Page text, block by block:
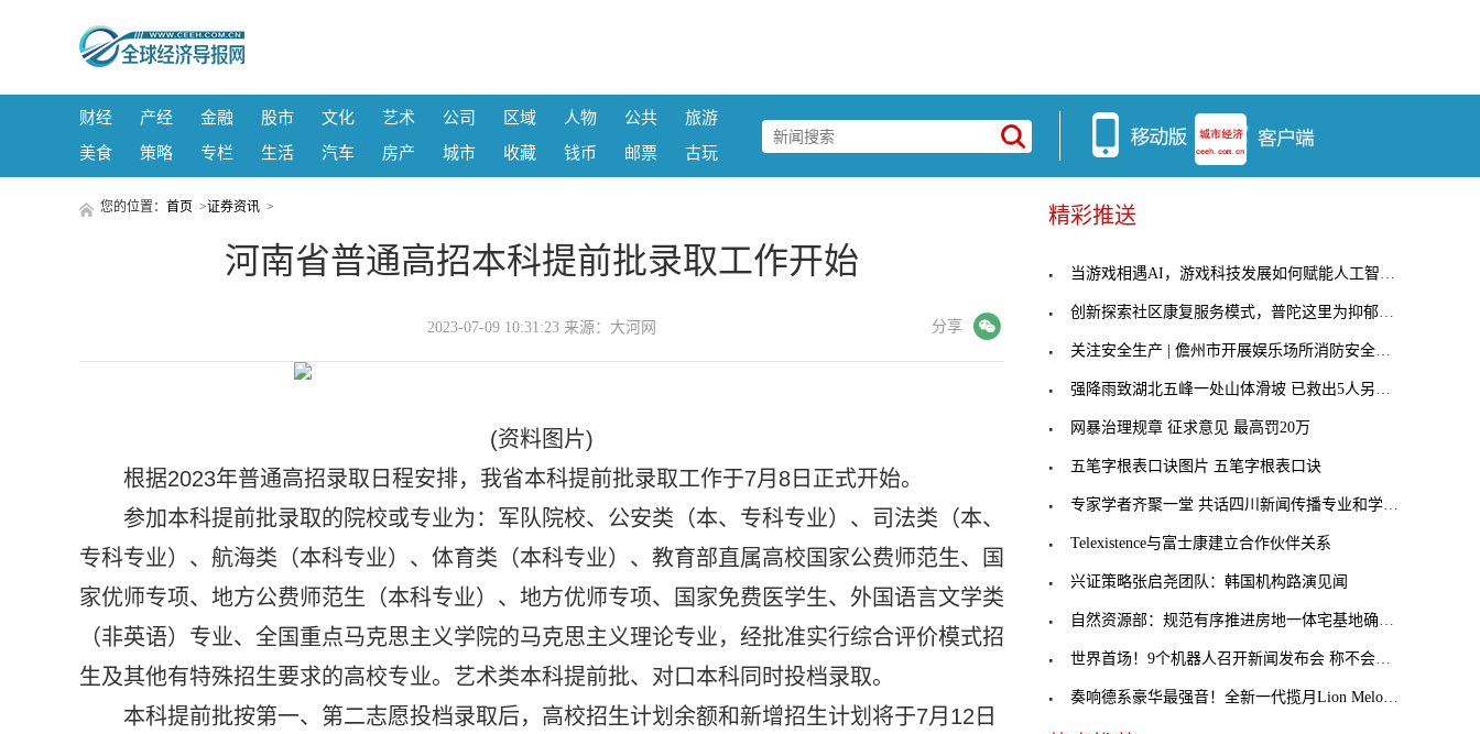
财经 产经 金融 股市 文化 艺术 公司 区域 人物 公共
旅游
美食
策略 专栏 生活 汽车 房产 城市 收藏 钱币 邮票 古玩
您的位置： 首页 >证券资讯 >
河南省普通高招本科提前批录取工作开始
2023-07-09 10:31:23 来源：大河网 分享
(资料图片)
根据2023年普通高招录取日程安排，我省本科提前批录取工作于7月8日正式开始。
参加本科提前批录取的院校或专业为：军队院校、公安类（本、专科专业）、司法类（本、
专科专业）、航海类（本科专业）、体育类（本科专业）、教育部直属高校国家公费师范生、国
家优师专项、地方公费师范生（本科专业）、地方优师专项、国家免费医学生、外国语言文学类
（非英语）专业、全国重点马克思主义学院的马克思主义理论专业，经批准实行综合评价模式招
生及其他有特殊招生要求的高校专业。艺术类本科提前批、对口本科同时投档录取。
本科提前批按第一、第二志愿投档录取后，高校招生计划余额和新增招生计划将于7月12日
精彩推送
当游戏相遇AI，游戏科技发展如何赋能人工智能的未来
创新探索社区康复服务模式，普陀这里为抑郁症患者拨
关注安全生产 | 儋州市开展娱乐场所消防安全培训
强降雨致湖北五峰一处山体滑坡 已救出5人另有数人
网暴治理规章 征求意见 最高罚20万
五笔字根表口诀图片 五笔字根表口诀
专家学者齐聚一堂 共话四川新闻传播专业和学科建设
Telexistence与富士康建立合作伙伴关系
兴证策略张启尧团队：韩国机构路演见闻
自然资源部：规范有序推进房地一体宅基地确权登记颁
世界首场！9个机器人召开新闻发布会 称不会取代人
奏响德系豪华最强音！全新一代揽月Lion Melody音效